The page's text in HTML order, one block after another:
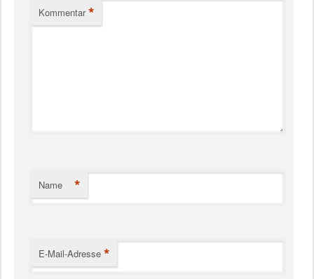
Kommentar *
Name *
E-Mail-Adresse *